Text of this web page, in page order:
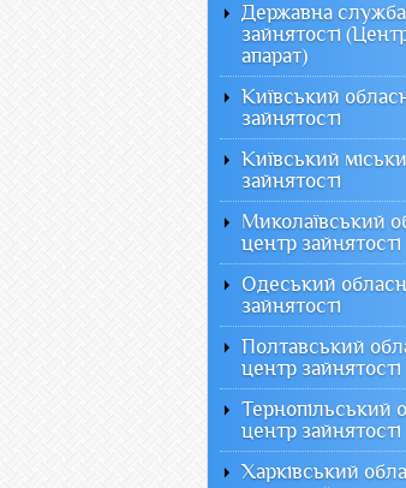
Державна служба
зайнятості
апарат)
Київський
зайнятості
Київський
зайнятості
Миколаївський
центр зайнятості
Одеський
зайнятості
Полтавський
центр зайнятості
Тернопільський
центр зайнятості
Харківський